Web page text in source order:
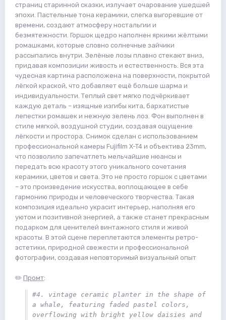
страниц старинной сказки, излучает очарование ушедшей
эпохи. Пастельные тона керамики, слегка выгоревшие от
времени, создают атмосферу ностальгии и
безмятежности. Горшок щедро наполнен яркими жёлтыми
ромашками, которые словно солнечные зайчики
рассыпались внутри. Зелёные лозы плавно стекают вниз,
придавая композиции живость и естественность. Вся эта
чудесная картина расположена на поверхности, покрытой
лёгкой краской, что добавляет ещё больше шарма и
индивидуальности. Теплый свет мягко подчёркивает
каждую деталь – изящные изгибы кита, бархатистые
лепестки ромашек и нежную зелень лоз. Фон выполнен в
стиле мягкой, воздушной студии, создавая ощущение
лёгкости и простора. Снимок сделан с использованием
профессиональной камеры Fujifilm X-T4 и объектива 23mm,
что позволило запечатлеть мельчайшие нюансы и
передать всю красоту этого уникального сочетания
керамики, цветов и света. Это не просто горшок с цветами
– это произведение искусства, воплощающее в себе
гармонию природы и человеческого творчества. Такая
композиция идеально украсит интерьер, наполняя его
уютом и позитивной энергией, а также станет прекрасным
подарком для ценителей винтажного стиля и живой
красоты. В этой сцене переплетаются элементы ретро-
эстетики, природной свежести и профессиональной
фотографии, создавая неповторимый визуальный опыт
✏️ Промт:
#4. vintage ceramic planter in the shape of
a whale, featuring faded pastel colors,
overflowing with bright yellow daisies and